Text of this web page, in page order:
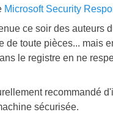
Microsoft Security
ce soir des auteurs
de toute pièces... mais
le registre en ne
recommandé
sécurisée.